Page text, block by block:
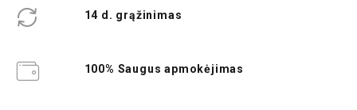
14 d. grąžinimas
100% Saugus apmokėjimas